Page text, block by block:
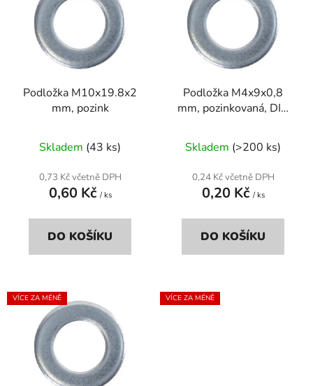
Podložka M10x19.8x2
mm, pozink
Skladem (43 ks)
0,73 Kč včetně DPH
0,60 Kč / ks
DO KOŠÍKU
Podložka M4x9x0,8
mm, pozinkovaná, DIN
Skladem (>200 ks)
0,24 Kč včetně DPH
0,20 Kč / ks
DO KOŠÍKU
VÍCE ZA MÉNĚ VÍCE ZA MÉNĚ